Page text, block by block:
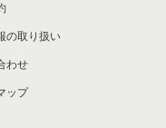
の取り扱い
わせ
ップ